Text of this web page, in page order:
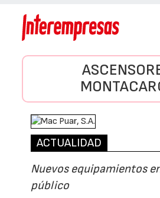
ACTUALIDAD
Nuevos equipamientos
público